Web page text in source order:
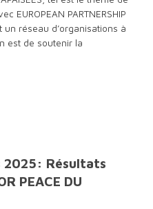
EUROPEAN PARTNERSHIP
un réseau d’organisations à
est de soutenir la
2025: Résultats
PEACE DU